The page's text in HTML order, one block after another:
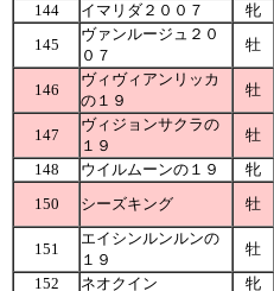
144
イマリダ２００７ 牝
145
ヴァンルージュ２０
０７
牡
146
ヴィヴィアンリッカ
の１９
牡
147
ヴィジョンサクラの
１９
牡
148
ウイルムーンの１９ 牝
150
シーズキング 牡
151
エイシンルンルンの
１９
牡
152
ネオクイン 牝